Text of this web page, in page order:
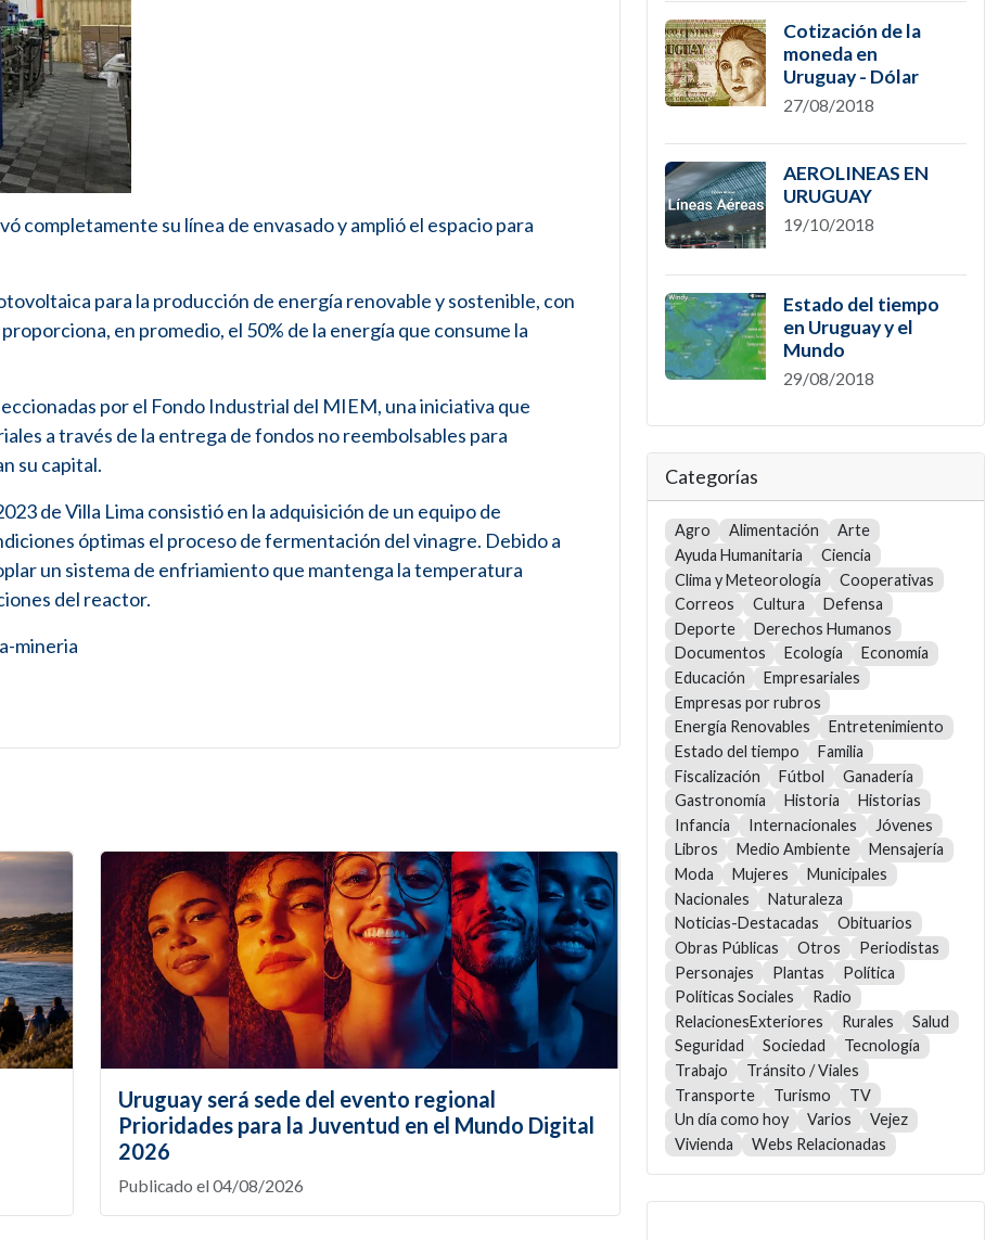
completamente su línea de envasado y amplió el espacio para
para la producción de energía renovable y sostenible, con
en promedio, el 50% de la energía que consume la
por el Fondo Industrial del MIEM, una iniciativa que
a través de la entrega de fondos no reembolsables para
su capital.
de Villa Lima consistió en la adquisición de un equipo de
óptimas el proceso de fermentación del vinagre. Debido a
un sistema de enfriamiento que mantenga la temperatura
del reactor.
mineria
Uruguay será sede del evento regional
Prioridades para la Juventud en el Mundo Digital
2026
Publicado el 04/08/2026
Cotización de la
moneda en
Uruguay - Dólar
27/08/2018
AEROLINEAS EN
URUGUAY
19/10/2018
Estado del tiempo
en Uruguay y el
Mundo
29/08/2018
Categorías
Agro Alimentación
Arte
Ayuda Humanitaria
Ciencia
Clima y Meteorología
Cooperativas
Correos
Cultura
Defensa
Deporte
Derechos Humanos
Documentos
Ecología
Economía
Educación
Empresariales
Empresas por rubros
Energía Renovables
Entretenimiento
Estado del tiempo
Familia
Fiscalización
Fútbol
Ganadería
Gastronomía
Historia
Historias
Infancia
Internacionales
Jóvenes
Libros
Medio Ambiente
Mensajería
Moda
Mujeres
Municipales
Nacionales
Naturaleza
Noticias-Destacadas
Obituarios
Obras Públicas
Otros
Periodistas
Personajes
Plantas
Política
Políticas Sociales
Radio
RelacionesExteriores
Rurales
Salud
Seguridad
Sociedad
Tecnología
Trabajo
Tránsito / Viales
Transporte
Turismo
TV
Un día como hoy
Varios
Vejez
Vivienda
Webs Relacionadas